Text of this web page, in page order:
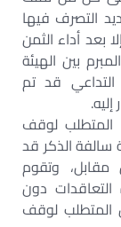
التصرف فيها
بعد أداء الثمن
بين الهيئة
قد تم
المتطلب لوقف
سالفة الذكر قد
وتقوم
التعاقدات دون
المتطلب لوقف